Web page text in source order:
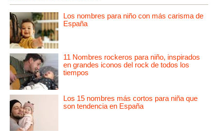
Los nombres para niño con más carisma de
España
11 Nombres rockeros para niño, inspirados
en grandes iconos del rock de todos los
tiempos
Los 15 nombres más cortos para niña que
son tendencia en España